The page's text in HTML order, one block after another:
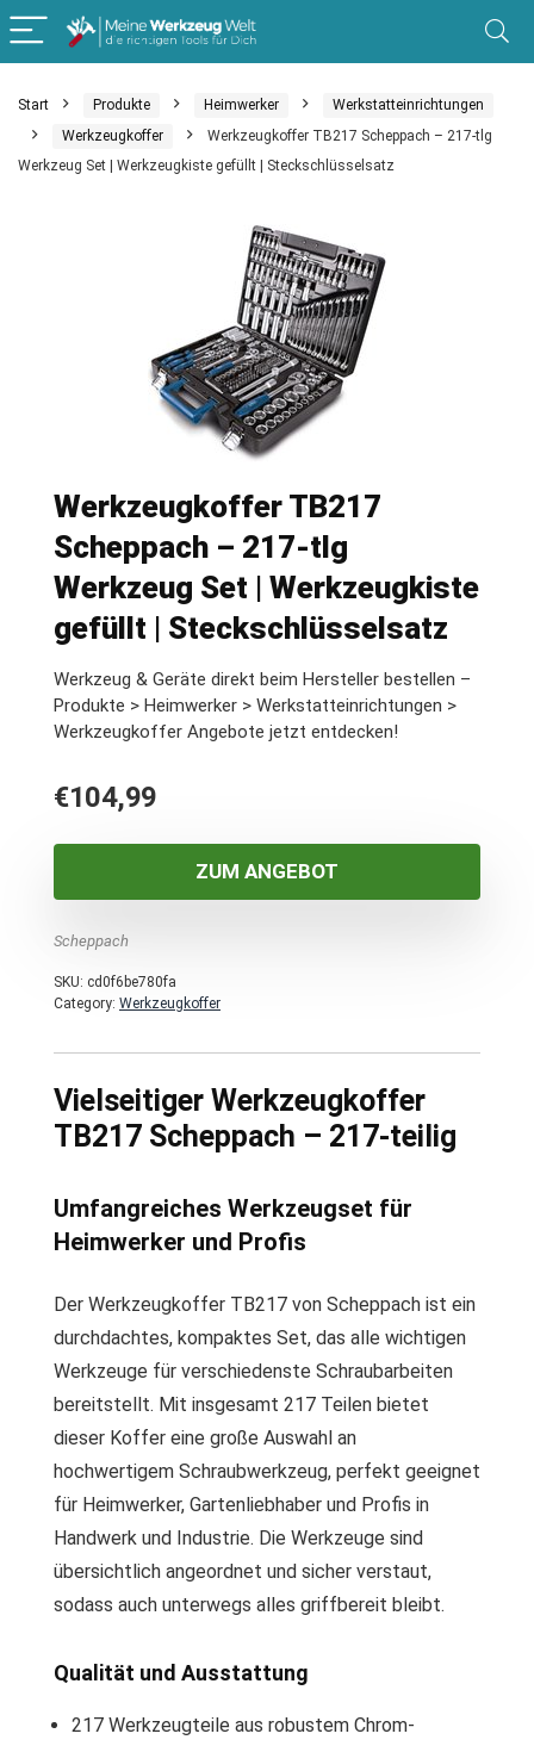
Start Produkte Heimwerker
Werkstatteinrichtungen
Werkzeugkoffer
Werkzeugkoffer TB217 Scheppach – 217-tlg
Werkzeug Set | Werkzeugkiste gefüllt | Steckschlüsselsatz
Werkzeugkoffer TB217
Scheppach – 217-tlg
Werkzeug Set | Werkzeugkiste
gefüllt | Steckschlüsselsatz
Werkzeug & Geräte direkt beim Hersteller bestellen –
Produkte > Heimwerker > Werkstatteinrichtungen >
Werkzeugkoffer Angebote jetzt entdecken!
€104,99
ZUM ANGEBOT
Scheppach
SKU: cd0f6be780fa
Category: Werkzeugkoffer
Vielseitiger Werkzeugkoffer
TB217 Scheppach – 217-teilig
Umfangreiches Werkzeugset für
Heimwerker und Profis
Der Werkzeugkoffer TB217 von Scheppach ist ein
durchdachtes, kompaktes Set, das alle wichtigen
Werkzeuge für verschiedenste Schraubarbeiten
bereitstellt. Mit insgesamt 217 Teilen bietet
dieser Koffer eine große Auswahl an
hochwertigem Schraubwerkzeug, perfekt geeignet
für Heimwerker, Gartenliebhaber und Profis in
Handwerk und Industrie. Die Werkzeuge sind
übersichtlich angeordnet und sicher verstaut,
sodass auch unterwegs alles griffbereit bleibt.
Qualität und Ausstattung
217 Werkzeugteile aus robustem Chrom-